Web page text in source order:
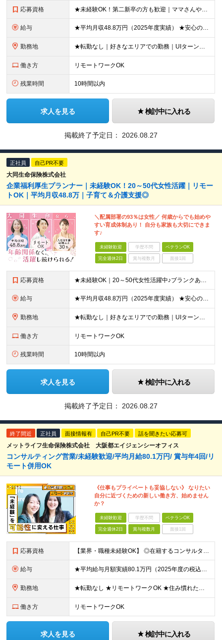
応募資格 ★未経験OK！第二新卒の方も歓迎｜ママさんやブランクありの方など、20～50代女性が多数活躍中♪ ◆高卒以上 ◆社会人経験をお持ちの方 - 業界・業種・職種・経験年数は問いません。 «こんな方が
給与 ★平均月収48.8万円（2025年度実績） ★安心の固定給＋賞与年2回＋インセンティブ！手当も充実 月給21万円～23万円＋諸手当＋インセンティブ＋賞与年2回 ※給与は年間平均の税込定例給与です。賞
勤務地 ★転勤なし｜好きなエリアでの勤務｜UIターン歓迎 全国47都道府県にある支社のいずれかにて勤務していただきます。 ＜募集エリア＞ ◆北海道・東北：北海道/青森/宮城/岩手/秋田/山形/福島
働き方 リモートワークOK
残業時間 10時間以内
求人を見る 検討中に入れる
掲載終了予定日： 2026.08.27
正社員 自己PR不要
大同生命保険株式会社
企業福利厚生プランナー｜未経験OK！20～50代女性活躍｜リモー
トOK｜平均月収48.8万｜子育て＆介護支援◎
＼配属部署の93％は女性／ 何歳からでも始めや
すい育成体制あり！ 自分も家族も大切にできま
す♪
未経験歓迎 学歴不問 ベテランOK
完全週休2日 賞与複数月 面接1回
応募資格 ★未経験OK｜20～50代女性活躍中♪ブランクありの方・ママさんも活躍中 ◆高卒以上 ◆社会人経験をお持ちの方 - 業界・業種・職種・経験年数は問いません。 «こんな方が応募＆入社しています！»
給与 ★平均月収48.8万円（2025年度実績） ★安心の固定給＋賞与年2回＋インセンティブ！手当も充実 月給21万円～23万円＋諸手当＋インセンティブ＋賞与年2回 ※給与は年間平均の税込定例給与です。賞
勤務地 ★転勤なし｜好きなエリアでの勤務｜UIターン歓迎 全国47都道府県にある支社のいずれかにて勤務していただきます。 ＜募集エリア＞ ◆北海道・東北：北海道/青森/宮城/岩手/秋田/山形/福島
働き方 リモートワークOK
残業時間 10時間以内
求人を見る 検討中に入れる
掲載終了予定日： 2026.08.27
終了間近 正社員 面接情報有 自己PR不要 話を聞きたい応募可
メットライフ生命保険株式会社 大阪都エイジェンシーオフィス
コンサルティング営業/未経験歓迎/平均月給80.1万円/ 賞与年4回/リ
モート併用OK
《仕事もプライベートも妥協しない》 なりたい
自分に近づくための新しい働き方、始めません
か？
未経験歓迎 学歴不問 ベテランOK
完全週休2日 賞与複数月 面接1回
応募資格 【業界・職種未経験OK】 ◎在籍するコンサルタントの多くが中途入社 ◎前職は介護士・アパレル店員・事務員など、未経験・異業種からの転職者90％以上！ ◎金融や保険の知識も不問 ◆高卒以上 ◆社会人経
給与 ★平均給与月額実績80.1万円（2025年度の税込定例給与実績となります） ◆初任給月給：20万円から35万円＋業績給＋賞与年4回（※個人業績による） ※初任給内訳／基本給10万円＋初期補給10万
勤務地 ★転勤なし ★リモートワークOK ★住み慣れた街で長く働き続けられます！ ■ご希望を考慮した上で勤務地を決定いたします ■地域のお客さまとの長期に亘る信頼関係を重視するため転勤無し。 ■U・Iタ
働き方 リモートワークOK
求人を見る 検討中に入れる